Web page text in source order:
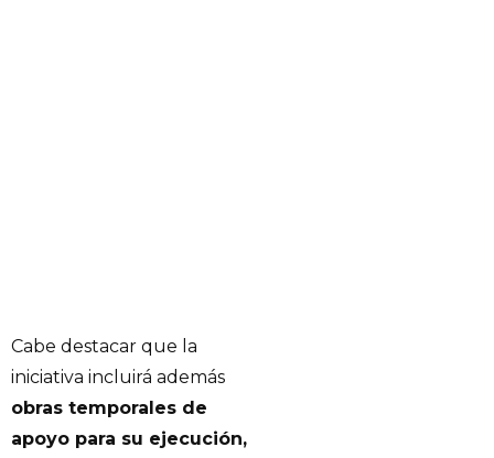
Cabe destacar que la
iniciativa incluirá además
obras temporales de
apoyo para su ejecución,